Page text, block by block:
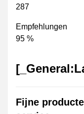
287
Empfehlungen
95 %
Fijne